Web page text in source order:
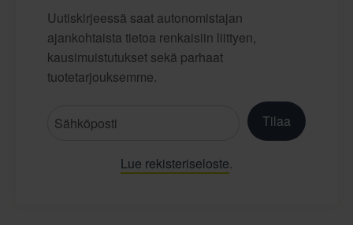
Uutiskirjeessä saat autonomistajan
ajankohtaista tietoa renkaisiin liittyen,
kausimuistutukset sekä parhaat
tuotetarjouksemme.
Tilaa
Lue rekisteriseloste.